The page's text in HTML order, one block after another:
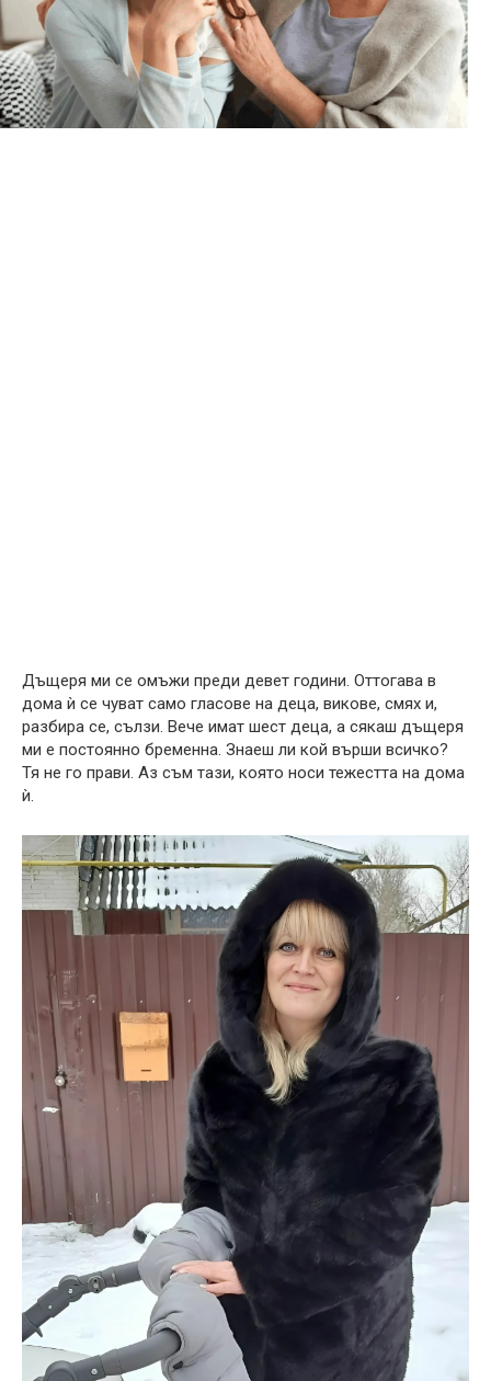
Дъщеря ми се омъжи преди девет години. Оттогава в
дома ѝ се чуват само гласове на деца, викове, смях и,
разбира се, сълзи. Вече имат шест деца, а сякаш дъщеря
ми е постоянно бременна. Знаеш ли кой върши всичко?
Тя не го прави. Аз съм тази, която носи тежестта на дома
ѝ.